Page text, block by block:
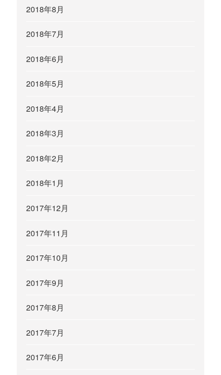
2018年8月
2018年7月
2018年6月
2018年5月
2018年4月
2018年3月
2018年2月
2018年1月
2017年12月
2017年11月
2017年10月
2017年9月
2017年8月
2017年7月
2017年6月